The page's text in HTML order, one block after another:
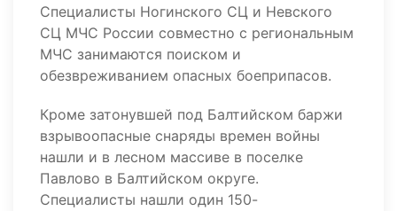
Специалисты Ногинского СЦ и Невского
СЦ МЧС России совместно с региональным
МЧС занимаются поиском и
обезвреживанием опасных боеприпасов.
Кроме затонувшей под Балтийском баржи
взрывоопасные снаряды времен войны
нашли и в лесном массиве в поселке
Павлово в Балтийском округе.
Специалисты нашли один 150-